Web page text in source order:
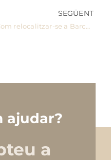
SEGÜENT
Com relocalitzar-se a Barcelona amb família
ajudar?
a